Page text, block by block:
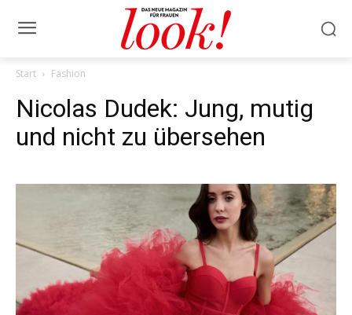
Start Fashion
Nicolas Dudek: Jung, mutig
und nicht zu übersehen